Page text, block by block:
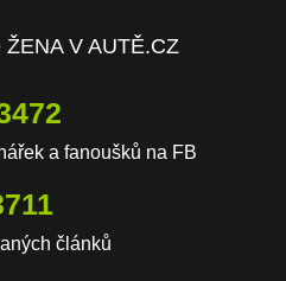
V AUTĚ.CZ
a fanoušků na FB
článků